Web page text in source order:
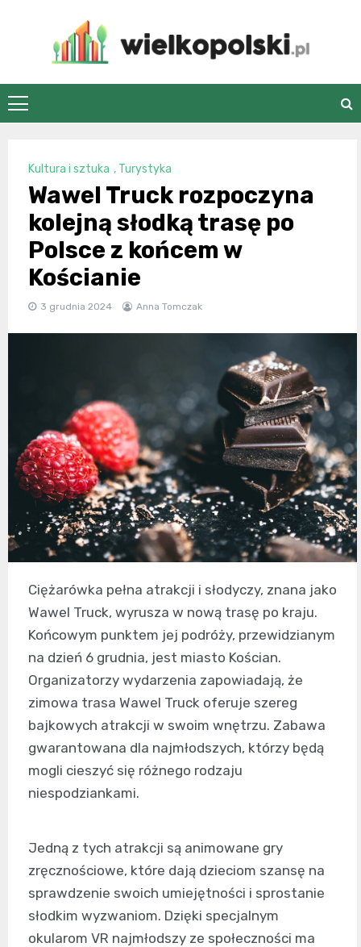
wielkopolski.pl
Kultura i sztuka , Turystyka
Wawel Truck rozpoczyna
kolejną słodką trasę po
Polsce z końcem w
Kościanie
3 grudnia 2024 Anna Tomczak
Ciężarówka pełna atrakcji i słodyczy, znana jako
Wawel Truck, wyrusza w nową trasę po kraju.
Końcowym punktem jej podróży, przewidzianym
na dzień 6 grudnia, jest miasto Kościan.
Organizatorzy wydarzenia zapowiadają, że
zimowa trasa Wawel Truck oferuje szereg
bajkowych atrakcji w swoim wnętrzu. Zabawa
gwarantowana dla najmłodszych, którzy będą
mogli cieszyć się różnego rodzaju
niespodziankami.
Jedną z tych atrakcji są animowane gry
zręcznościowe, które dają dzieciom szansę na
sprawdzenie swoich umiejętności i sprostanie
słodkim wyzwaniom. Dzięki specjalnym
okularom VR najmłodszy ze społeczności ma